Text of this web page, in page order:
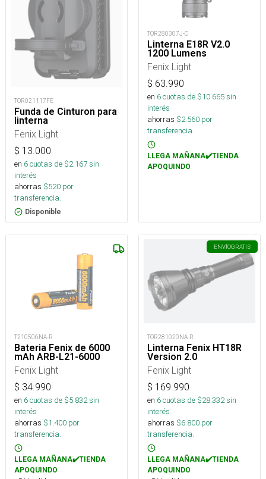
TOR021117FE
Funda de Cinturon para
linterna
Fenix Light
$ 13.000
en 6cuotas de $2.167sin
interés
ahorras $520 por
transferencia.
Disponible
TOR280307J-C
Linterna E18R V2.0
1200 Lumens
Fenix Light
$ 63.990
en 6cuotas de $10.665sin
interés
ahorras $2.560 por
transferencia.
LLEGA MAÑANA✔️TIENDA
APOQUINDO
T210506NA-R
Bateria Fenix de 6000
mAh ARB-L21-6000
Fenix Light
$ 34.990
en 6cuotas de $5.832sin
interés
ahorras $1.400 por
transferencia.
LLEGA MAÑANA✔️TIENDA
APOQUINDO
ENVÍOGRATIS
TOR281020NA-R
Linterna Fenix HT18R
Version 2.0
Fenix Light
$ 169.990
en 6cuotas de $28.332sin
interés
ahorras $6.800 por
transferencia.
LLEGA MAÑANA✔️TIENDA
APOQUINDO